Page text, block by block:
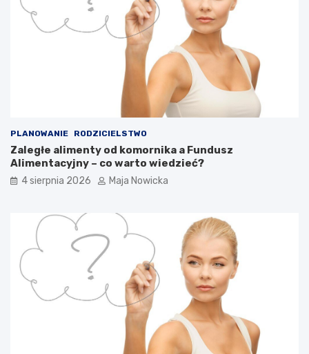
PLANOWANIE RODZICIELSTWO
Zaległe alimenty od komornika a Fundusz
Alimentacyjny – co warto wiedzieć?
4 sierpnia 2026 Maja Nowicka